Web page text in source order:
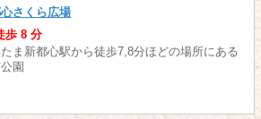
さくら広場
歩 8 分
ま新都心駅から徒歩7,8分ほどの場所にある
園